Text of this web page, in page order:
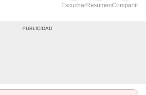
EscucharResumenCompartir